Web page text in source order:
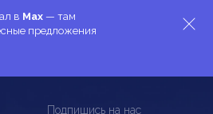
в Max — там
предложения
Подпишись на нас